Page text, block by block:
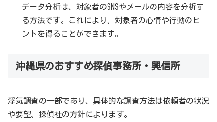
データ分析は、対象者のSNSやメールの内容を分析す
る方法です。これにより、対象者の心情や行動のヒ
ントを得ることができます。
沖縄県のおすすめ探偵事務所・興信所
浮気調査の一部であり、具体的な調査方法は依頼者の状況
や要望、探偵社の方針によります。